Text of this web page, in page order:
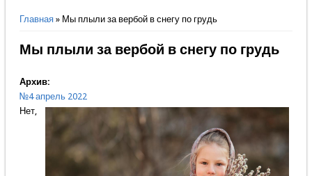
Вы здесь
Главная» Мы плыли за вербой в снегу по грудь
Мы плыли за вербой в снегу по грудь
Архив:
№4 апрель 2022
Нет,